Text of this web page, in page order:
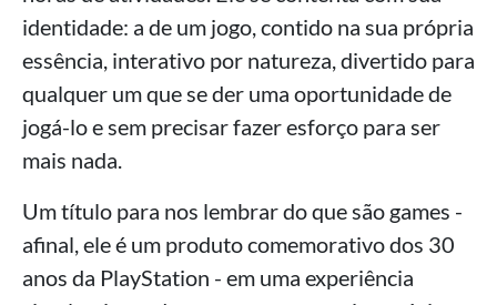
identidade: a de um jogo, contido na sua própria
essência, interativo por natureza, divertido para
qualquer um que se der uma oportunidade de
jogá-lo e sem precisar fazer esforço para ser
mais nada.
Um título para nos lembrar do que são games -
afinal, ele é um produto comemorativo dos 30
anos da PlayStation - em uma experiência